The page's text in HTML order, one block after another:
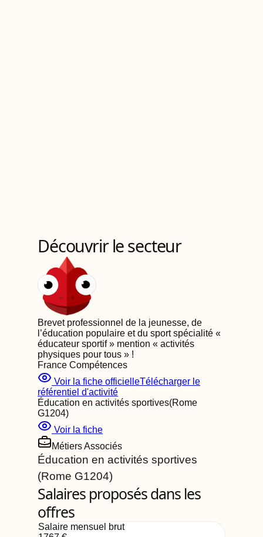
Découvrir le secteur
Brevet professionnel de la jeunesse, de
l’éducation populaire et du sport spécialité «
éducateur sportif » mention « activités
physiques pour tous » !
France Compétences
Voir la fiche officielleTélécharger le
référentiel d'activité
Éducation en activités sportives(Rome
G1204)
Voir la fiche
Métiers Associés
Éducation en activités sportives
(Rome G1204)
Salaires proposés dans les
offres
Salaire mensuel brut